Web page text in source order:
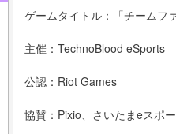
ゲームタイトル：「チームフ
主催：TechnoBlood eSports
公認：Riot Games
協賛：Pixio、さいたまeスポ